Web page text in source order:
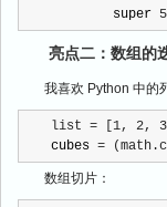
        super
5
亮点二：数组的
我喜欢 Python 中的
list = [1, 2,
cubes =
数组切片：